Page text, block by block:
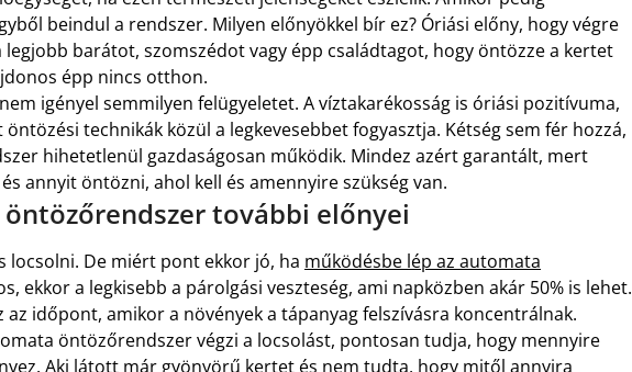
beindul a rendszer. Milyen előnyökkel bír ez? Óriási előny, hogy végre
legjobb barátot, szomszédot vagy épp családtagot, hogy öntözze a kertet
épp nincs otthon.
igényel semmilyen felügyeletet. A víztakarékosság is óriási pozitívuma,
technikák közül a legkevesebbet fogyasztja. Kétség sem fér hozzá,
hihetetlenül gazdaságosan működik. Mindez azért garantált, mert
annyit öntözni, ahol kell és amennyire szükség van.
további előnyei
locsolni. De miért pont ekkor jó, ha működésbe lép az automata
ekkor a legkisebb a párolgási veszteség, ami napközben akár 50% is lehet.
az időpont, amikor a növények a tápanyag felszívásra koncentrálnak.
öntözőrendszer végzi a locsolást, pontosan tudja, hogy mennyire
Aki látott már gyönyörű kertet és nem tudta, hogy mitől annyira